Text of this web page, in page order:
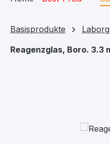
Basisprodukte
Reagenzglas, Boro. 3.3